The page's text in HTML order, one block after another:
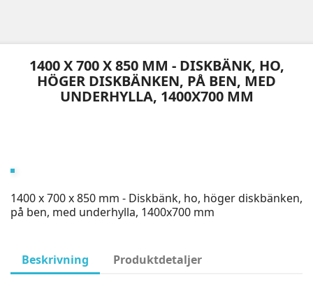
1400 X 700 X 850 MM - DISKBÄNK, HO,
HÖGER DISKBÄNKEN, PÅ BEN, MED
UNDERHYLLA, 1400X700 MM
1400 x 700 x 850 mm - Diskbänk, ho, höger diskbänken,
på ben, med underhylla, 1400x700 mm
Beskrivning Produktdetaljer